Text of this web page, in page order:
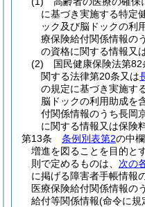
に基づき実施する特定
ック及び脳ドックの利
療保険給付関係情報の
の資格に関する情報又
(2)
国民健康保険法第
関する法律第20条又は
の規定に基づき実施す
脳ドックの利用助成を
付関係情報のうち長岡
に関する情報又は保険
第13条
条例別表第2の中
増進を図ることを目的と
則で定めるものは、 次の
に掲げる障害者手帳情報
医療保険給付関係情報の
給付等関係情報(命令に規